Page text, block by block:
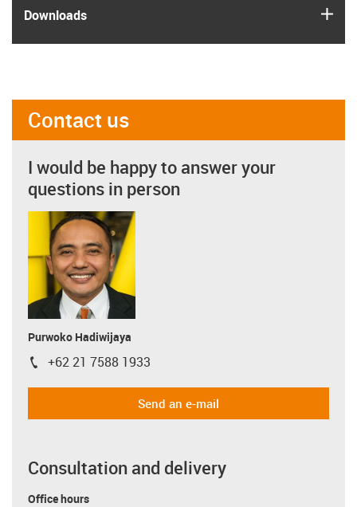
Downloads
Contact us
I would be happy to answer your
questions in person
Purwoko Hadiwijaya
igus-icon-phone
+62 21 7588 1933
Send an e-mail
Consultation and delivery
Office hours